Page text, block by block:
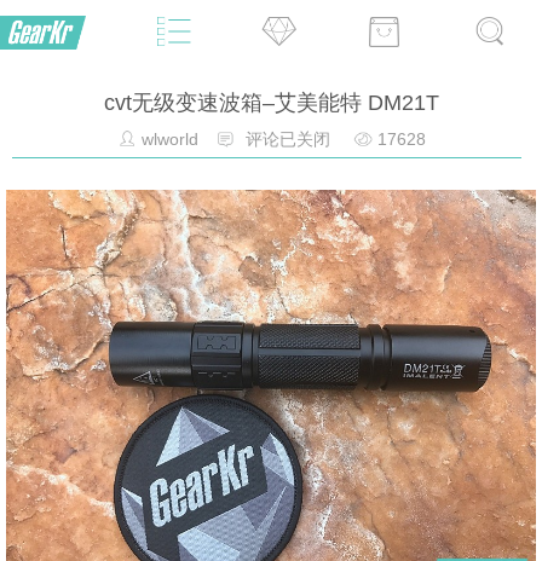
cvt无级变速波箱–艾美能特 DM21T
wlworld 评论已关闭 17628